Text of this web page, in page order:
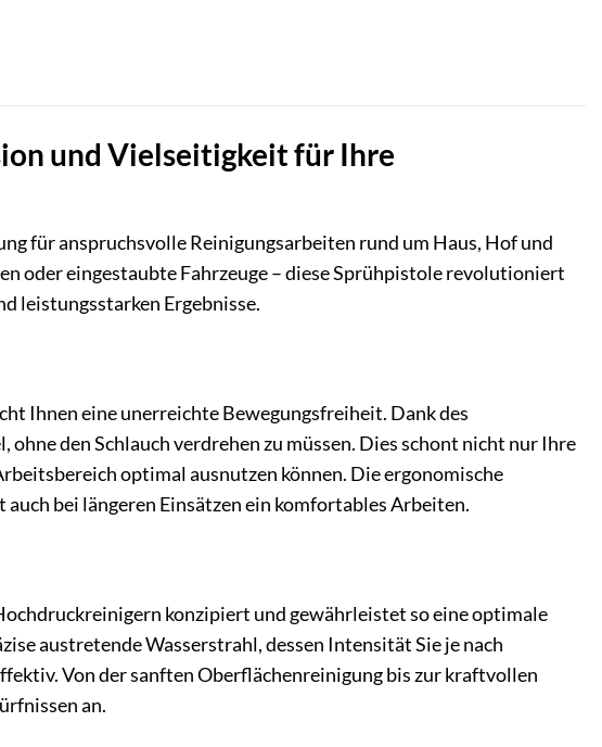
und Vielseitigkeit für Ihre
für anspruchsvolle Reinigungsarbeiten rund um Haus, Hof und
oder eingestaubte Fahrzeuge – diese Sprühpistole revolutioniert
leistungsstarken Ergebnisse.
Ihnen eine unerreichte Bewegungsfreiheit. Dank des
den Schlauch verdrehen zu müssen. Dies schont nicht nur Ihre
optimal ausnutzen können. Die ergonomische
bei längeren Einsätzen ein komfortables Arbeiten.
konzipiert und gewährleistet so eine optimale
austretende Wasserstrahl, dessen Intensität Sie je nach
Von der sanften Oberflächenreinigung bis zur kraftvollen
an.